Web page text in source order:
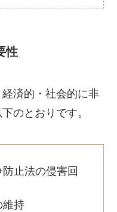
性
済的・社会的に非
のとおりです。
止法の侵害回
維持